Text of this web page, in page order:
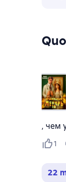
, чем
1
22